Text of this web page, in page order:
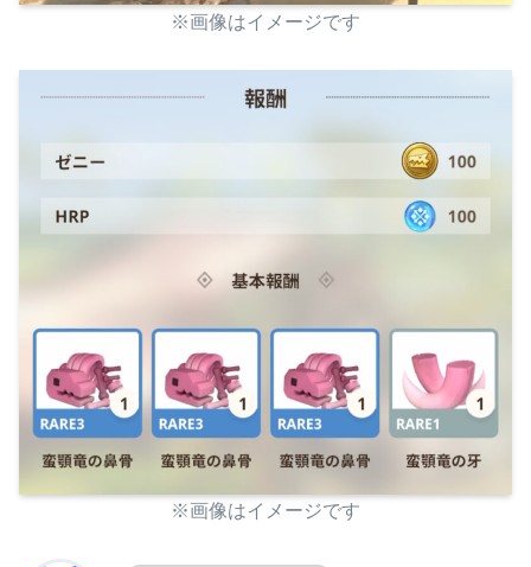
※画像はイメージです
※画像はイメージです